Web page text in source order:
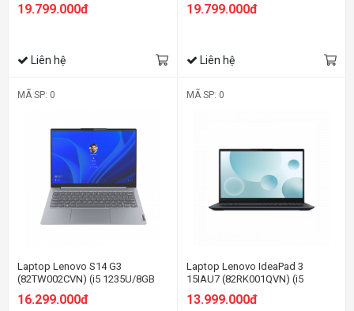
Đen)
19.799.000đ
Liên hệ
Đen)
19.799.000đ
Liên hệ
MÃ SP: 0
Laptop Lenovo S14 G3
(82TW002CVN) (i5 1235U/8GB
RAM/512GB SSD/14
FHD/Win11/Xám)
16.299.000đ
MÃ SP: 0
Laptop Lenovo IdeaPad 3
15IAU7 (82RK001QVN) (i5
1235U/8GB RAM/512GB
SSD/15.6 FHD/Win11/Xanh)
13.999.000đ